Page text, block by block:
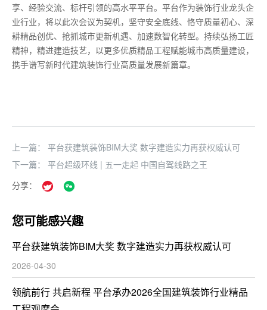
享、经验交流、标杆引领的高水平平台。平台作为装饰行业龙头企
业行业，将以此次会议为契机，坚守安全底线、恪守质量初心、深
耕精品创优、抢抓城市更新机遇、加速数智化转型。持续弘扬工匠
精神，精进建造技艺，以更多优质精品工程赋能城市高质量建设，
携手谱写新时代建筑装饰行业高质量发展新篇章。
上一篇：
平台获建筑装饰BIM大奖 数字建造实力再获权威认可
下一篇：
平台超级环线 | 五一走起 中国自驾线路之王
分享：
您可能感兴趣
平台获建筑装饰BIM大奖 数字建造实力再获权威认可
2026-04-30
领航前行 共启新程 平台承办2026全国建筑装饰行业精品